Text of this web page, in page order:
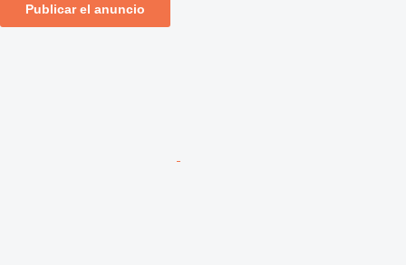
Publicar el anuncio